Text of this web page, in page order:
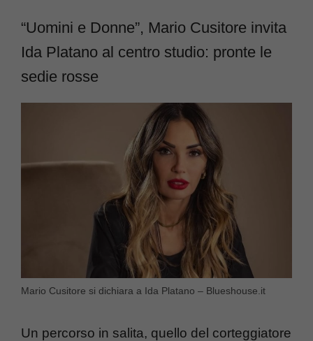
“Uomini e Donne”, Mario Cusitore invita
Ida Platano al centro studio: pronte le
sedie rosse
Mario Cusitore si dichiara a Ida Platano – Blueshouse.it
Un percorso in salita, quello del corteggiatore